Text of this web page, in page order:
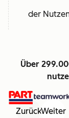
der
Über
ZurückWeiter